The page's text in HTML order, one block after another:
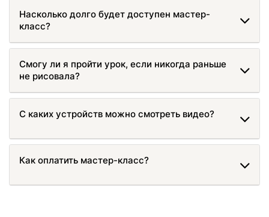
Насколько долго будет доступен мастер-
класс?
Смогу ли я пройти урок, если никогда раньше
не рисовала?
С каких устройств можно смотреть видео?
Как оплатить мастер-класс?